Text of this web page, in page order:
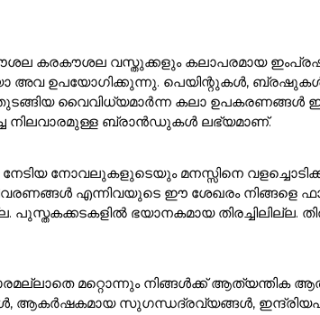
കരകൗശല വസ്തുക്കളും കലാപരമായ
അവ ഉപയോഗിക്കുന്നു. പെയിന്റുകൾ,
തുടങ്ങിയ വൈവിധ്യമാർന്ന കലാ
നിലവാരമുള്ള ബ്രാൻഡുകൾ ലഭ്യമാണ്.
നോവലുകളുടെയും മനസ്സിനെ
എന്നിവയുടെ ഈ ശേഖരം നിങ്ങളെ
ഭയാനകമായ തിരച്ചിലില്ല.
മറ്റൊന്നും നിങ്ങൾക്ക് ആത്യന്തിക
സുഗന്ധദ്രവ്യങ്ങൾ,